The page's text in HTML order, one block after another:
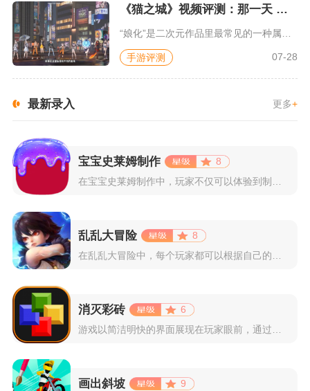
《猫之城》视频评测：那一天 我家的猫变成了猫娘
手游评测 07-28
最新录入 更多+
宝宝史莱姆制作
8
乱乱大冒险
8
消灭彩砖
6
画出斜坡
9